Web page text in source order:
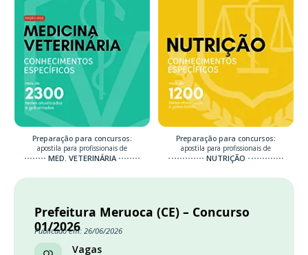
Preparação para concursos:
apostila para profissionais de
MED. VETERINÁRIA
Preparação para concursos:
apostila para profissionais de
NUTRIÇÃO
Prefeitura Meruoca (CE) – Concurso
01/2026
Publicado em: 26/06/2026
Vagas